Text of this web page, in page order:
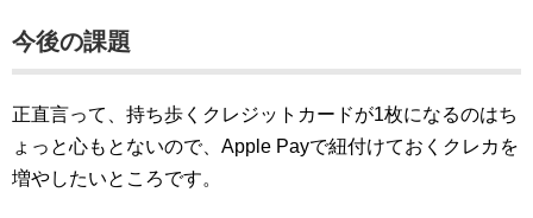
今後の課題
正直言って、持ち歩くクレジットカードが1枚になるのはち
ょっと心もとないので、Apple Payで紐付けておくクレカを
増やしたいところです。